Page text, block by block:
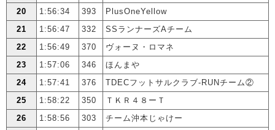
20
1:56:34 393
PlusOneYellow
21
1:56:47 332
SSランナーズAチーム
22
1:56:49 370
ヴォーヌ・ロマネ
23
1:57:06 346
ほんまや
24
1:57:41 376
TDECフットサルクラブ-RUNチーム②
25
1:58:22 350
ＴＫＲ４８ーＴ
26
1:58:56 303
チーム沖本じゃけー